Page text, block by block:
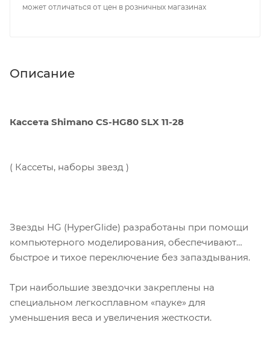
может отличаться от цен в розничных магазинах
Описание
Кассета Shimano CS-HG80 SLX 11-28
( Кассеты, наборы звезд )
Звезды HG (HyperGlide) разработаны при помощи
компьютерного моделирования, обеспечивают
быстрое и тихое переключение без запаздывания.
Три наибольшие звездочки закреплены на
специальном легкосплавном «пауке» для
уменьшения веса и увеличения жесткости.